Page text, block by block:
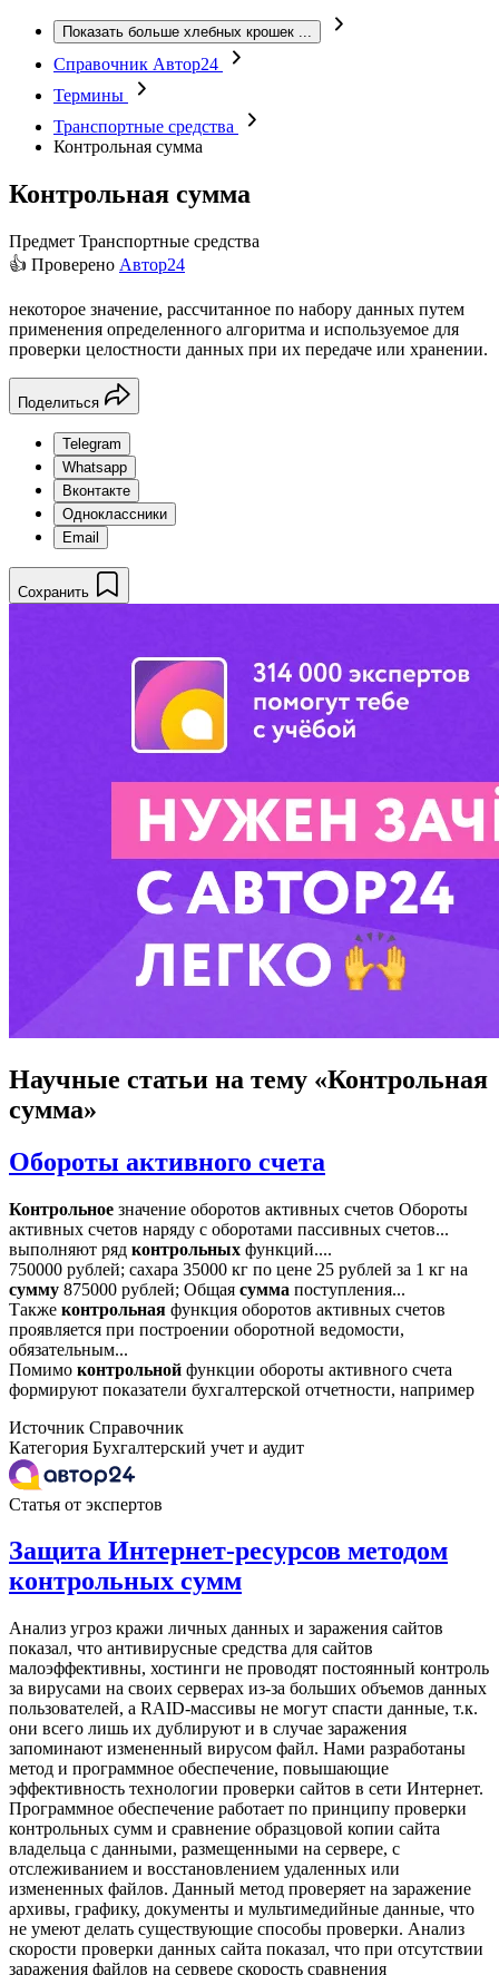
Показать больше хлебных крошек ...
Справочник Автор24
Термины
Транспортные средства
Контрольная сумма
Контрольная сумма
Предмет Транспортные средства
👍 Проверено Автор24
некоторое значение, рассчитанное по набору данных путем
применения определенного алгоритма и используемое для
проверки целостности данных при их передаче или хранении.
Поделиться
Telegram
Whatsapp
Вконтакте
Одноклассники
Email
Сохранить
Научные статьи на тему «Контрольная
сумма»
Обороты активного счета
Контрольное значение оборотов активных счетов Обороты
активных счетов наряду с оборотами пассивных счетов...
выполняют ряд контрольных функций....
750000 рублей; сахара 35000 кг по цене 25 рублей за 1 кг на
сумму 875000 рублей; Общая сумма поступления...
Также контрольная функция оборотов активных счетов
проявляется при построении оборотной ведомости,
обязательным...
Помимо контрольной функции обороты активного счета
формируют показатели бухгалтерской отчетности, например
Источник Справочник
Категория Бухгалтерский учет и аудит
Статья от экспертов
Защита Интернет-ресурсов методом
контрольных сумм
Анализ угроз кражи личных данных и заражения сайтов
показал, что антивирусные средства для сайтов
малоэффективны, хостинги не проводят постоянный контроль
за вирусами на своих серверах из-за больших объемов данных
пользователей, а RAID-массивы не могут спасти данные, т.к.
они всего лишь их дублируют и в случае заражения
запоминают измененный вирусом файл. Нами разработаны
метод и программное обеспечение, повышающие
эффективность технологии проверки сайтов в сети Интернет.
Программное обеспечение работает по принципу проверки
контрольных сумм и сравнение образцовой копии сайта
владельца с данными, размещенными на сервере, с
отслеживанием и восстановлением удаленных или
измененных файлов. Данный метод проверяет на заражение
архивы, графику, документы и мультимедийные данные, что
не умеют делать существующие способы проверки. Анализ
скорости проверки данных сайта показал, что при отсутствии
заражения файлов на сервере скорость сравнения